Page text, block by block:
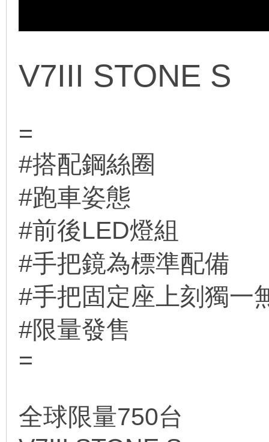
V7III STONE S
=
#搭配鋼絲圈
#跑車姿態
#前後LED燈組
#手把鏡為標準配備
#手把固定座上刻獨
#限量發售
=
全球限量750台